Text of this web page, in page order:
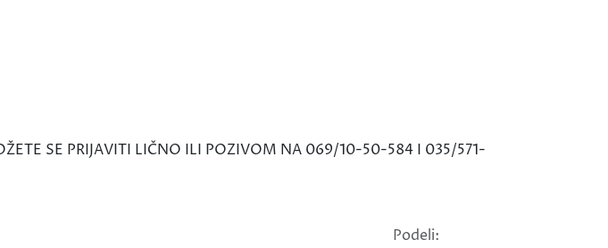
SE PRIJAVITI LIČNO ILI POZIVOM NA 069/10-50-584 I 035/571-
Podeli: